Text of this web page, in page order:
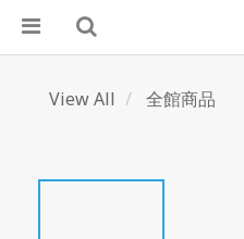
View All 全館商品